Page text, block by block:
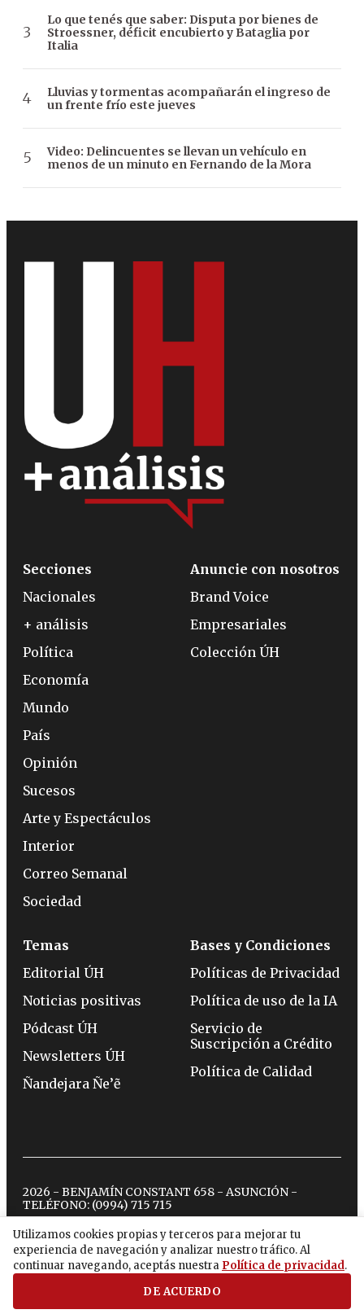
Lo que tenés que saber: Disputa por bienes de
Stroessner, déficit encubierto y Bataglia por
Italia
Lluvias y tormentas acompañarán el ingreso de
un frente frío este jueves
Video: Delincuentes se llevan un vehículo en
menos de un minuto en Fernando de la Mora
Utilizamos cookies propias y terceros para mejorar tu
experiencia de navegación y analizar nuestro tráfico. Al
continuar navegando, aceptás nuestra Política de privacidad.
DE ACUERDO
Secciones
Nacionales
+ análisis
Política
Economía
Mundo
País
Opinión
Sucesos
Arte y Espectáculos
Interior
Correo Semanal
Sociedad
Anuncie con nosotros
Brand Voice
Empresariales
Colección ÚH
Temas
Editorial ÚH
Noticias positivas
Pódcast ÚH
Newsletters ÚH
Ñandejara Ñe’ẽ
Bases y Condiciones
Políticas de Privacidad
Política de uso de la IA
Servicio de
Suscripción a Crédito
Política de Calidad
2026 - BENJAMÍN CONSTANT 658 - ASUNCIÓN -
TELÉFONO: (0994) 715 715
twitterinstagram
facebook
tiktokyoutubespotify